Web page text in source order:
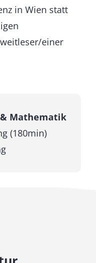
in Wien statt
einer
& Mathematik
(180min)